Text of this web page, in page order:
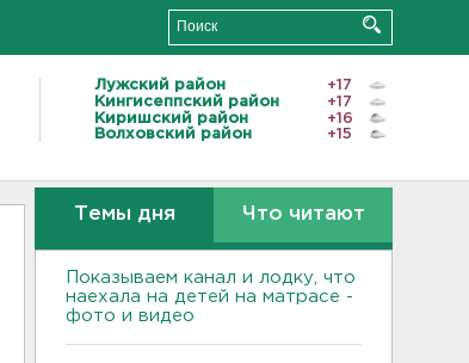
Лужский район
+17
Кингисеппский район
+17
Киришский район
+16
Волховский район
+15
Темы дня Что читают
Показываем канал и лодку, что
наехала на детей на матрасе -
фото и видео